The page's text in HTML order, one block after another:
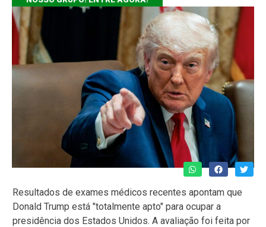
Resultados de exames médicos recentes apontam que
Donald Trump está "totalmente apto" para ocupar a
presidência dos Estados Unidos. A avaliação foi feita por